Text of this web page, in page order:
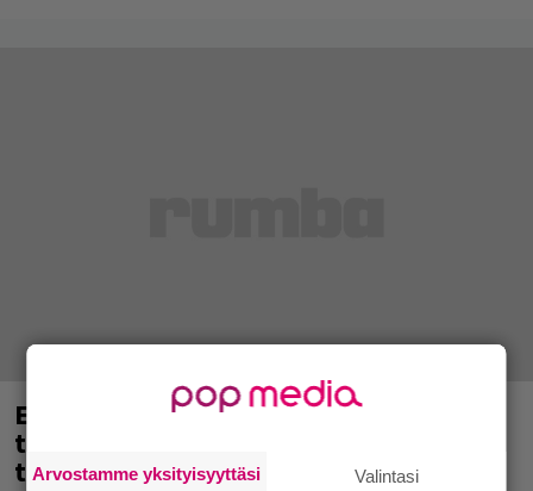
Eppu Normaalin viimeinen keikka
tänään – katso kuvagalleria torstailta
täältä
Arvostamme yksityisyyttäsi Valintasi